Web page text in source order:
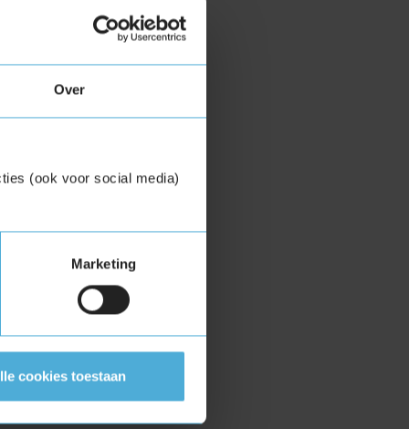
Over
(ook voor social media)
Marketing
cookies toestaan